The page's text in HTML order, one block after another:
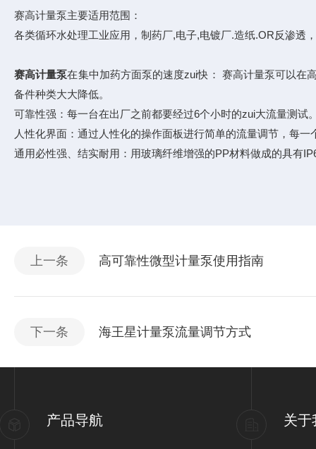
赛高计量泵主要适用范围：
各类循环水处理工业应用，制药厂,电子,电镀厂.造纸.OR反渗透
赛高计量泵在集中加药方面泵的速度zui快： 赛高计量泵可以在
备件种类大大降低。
可靠性强：每一台在出厂之前都要经过6个小时的zui大流量测试
人性化界面：通过人性化的操作面板进行简单的流量调节，每
通用必性强、结实耐用：用玻璃纤维增强的PP材料做成的具有
上一条 高可靠性微型计量泵使用指南
下一条 海王星计量泵流量调节方式
产品导航 关于